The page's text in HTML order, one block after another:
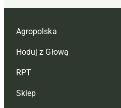
Agropolska
Redakcja
Reklama
Tagi
Hoduj z Głową
Hoduj z głową bydło
Hoduj z głową świnie
RPT
Redakcja
Sklep